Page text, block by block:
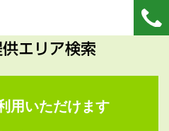
エリア検索
用いただけます